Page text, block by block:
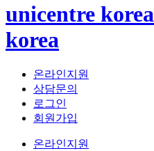
unicentre korea
korea
온라인지원
상담문의
로그인
회원가입
온라인지원